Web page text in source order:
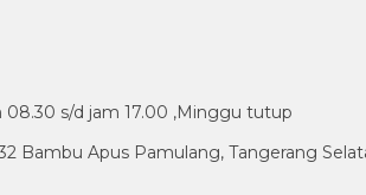
08.30 s/d jam 17.00 ,Minggu tutup
Bambu Apus Pamulang, Tangerang